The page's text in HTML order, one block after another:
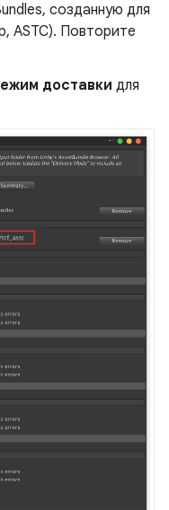
созданную для
ASTC). Повторите
доставки для